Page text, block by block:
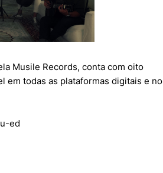
Musile Records, conta com oito
em todas as plataformas digitais e no
ed